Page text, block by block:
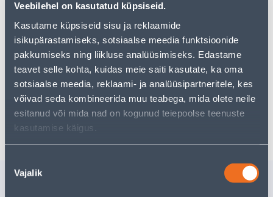
Veebilehel on kasutatud küpsiseid.
Kasutame küpsiseid sisu ja reklaamide
isikupärastamiseks, sotsiaalse meedia funktsioonide
pakkumiseks ning liikluse analüüsimiseks. Edastame
teavet selle kohta, kuidas meie saiti kasutate, ka oma
sotsiaalse meedia, reklaami- ja analüüsipartneritele, kes
võivad seda kombineerida muu teabega, mida olete neile
esitanud või mida nad on kogunud teiepoolse teenuste
kasutamise käigus.
valik
Vajalik
• Ümbrispott läbimõõduga 14 cm ja kõrgusega 13 cm.
• Kasutamiseks sisetingimustes.
• Kollast värvi.
• 14-päevane tagastusõigus.
Tarne pole võimalik
Sarnased tooted